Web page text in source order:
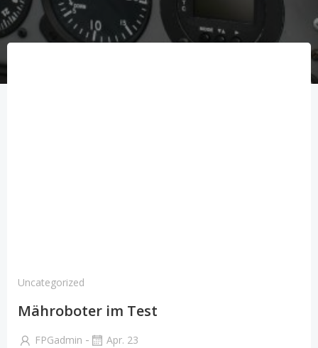
Uncategorized
Mähroboter im Test
FPGadmin - Apr. 23